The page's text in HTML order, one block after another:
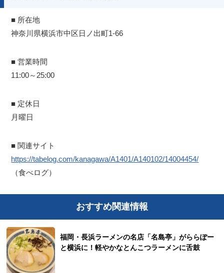
■ 所在地
神奈川県横浜市中区日ノ出町1-66
■ 営業時間
11:00～25:00
■ 定休日
月曜日
■ 関連サイト
https://tabelog.com/kanagawa/A1401/A140102/14004454/
（食べログ）
おすすめ関連情報
福岡・長浜ラーメンの名店「名島亭」がららぽー
と横浜に！軽やかなとんこつラーメンに舌鼓